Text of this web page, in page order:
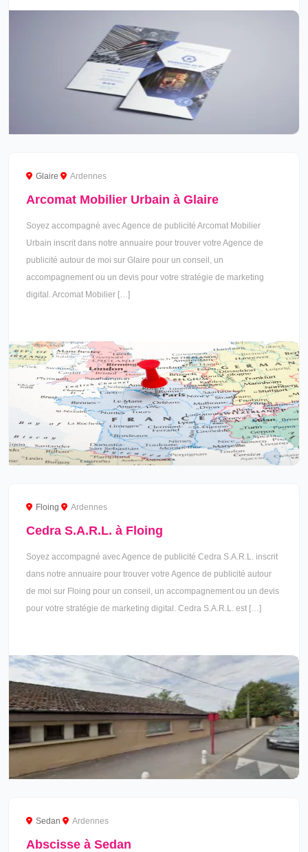
Glaire Ardennes
Arcomat Mobilier Urbain à Glaire
Soyez accompagné avec Agence de publicité Arcomat Mobilier
Urbain inscrit dans notre annuaire pour trouver votre Agence de
publicité autour de moi sur Glaire pour un conseil, un
accompagnement ou un devis pour votre stratégie de marketing
digital. Arcomat Mobilier […]
Floing Ardennes
Cedra S.A.R.L. à Floing
Soyez accompagné avec Agence de publicité Cedra S.A.R.L. inscrit
dans notre annuaire pour trouver votre Agence de publicité autour
de moi sur Floing pour un conseil, un accompagnement ou un devis
pour votre stratégie de marketing digital. Cedra S.A.R.L. est […]
Sedan Ardennes
Abscisse à Sedan